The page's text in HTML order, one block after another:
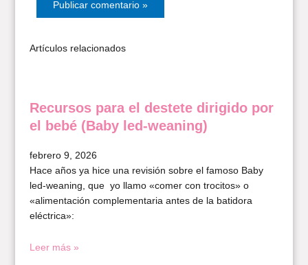
Artículos relacionados
Recursos para el destete dirigido por
el bebé (Baby led-weaning)
febrero 9, 2026
Hace años ya hice una revisión sobre el famoso Baby
led-weaning, que yo llamo «comer con trocitos» o
«alimentación complementaria antes de la batidora
eléctrica»:
Leer más »